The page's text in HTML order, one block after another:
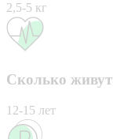
2,5-5 кг
Сколько живут
12-15 лет